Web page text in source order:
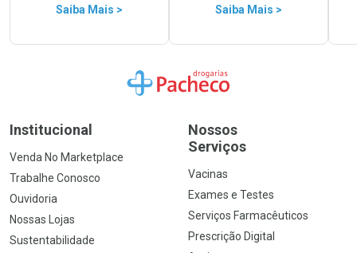
Saiba Mais > Saiba Mais >
Ir para a Home
Institucional
Venda No Marketplace
Trabalhe Conosco
Ouvidoria
Nossas Lojas
Sustentabilidade
Nossos
Serviços
Vacinas
Exames e Testes
Serviços Farmacêuticos
Prescrição Digital